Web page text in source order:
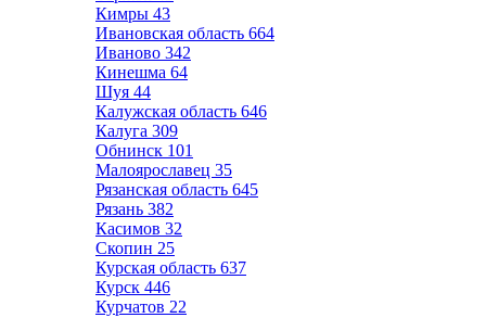
Кимры 43
Ивановская область 664
Иваново 342
Кинешма 64
Шуя 44
Калужская область 646
Калуга 309
Обнинск 101
Малоярославец 35
Рязанская область 645
Рязань 382
Касимов 32
Скопин 25
Курская область 637
Курск 446
Курчатов 22